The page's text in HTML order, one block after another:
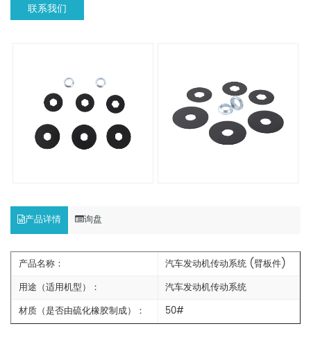
联系我们
产品详情 询盘
产品名称：
汽车发动机传动系统 (臂板件)
用途（适用机型）：
汽车发动机传动系统
材质（是否由硫化橡胶制成）：
50#